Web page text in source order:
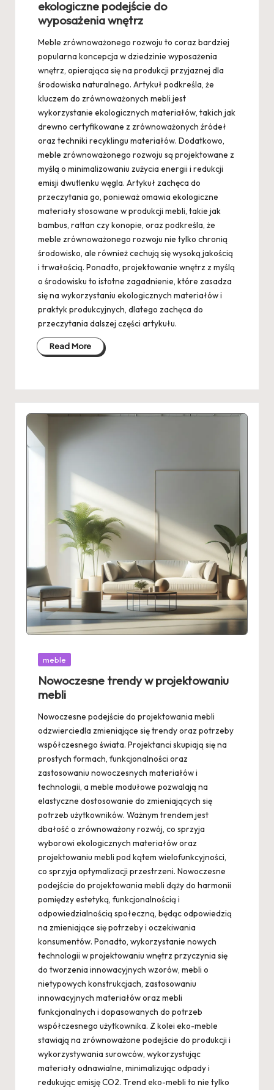
ekologiczne podejście do
wyposażenia wnętrz
Meble zrównoważonego rozwoju to coraz bardziej
popularna koncepcja w dziedzinie wyposażenia
wnętrz, opierająca się na produkcji przyjaznej dla
środowiska naturalnego. Artykuł podkreśla, że
kluczem do zrównoważonych mebli jest
wykorzystanie ekologicznych materiałów, takich jak
drewno certyfikowane z zrównoważonych źródeł
oraz techniki recyklingu materiałów. Dodatkowo,
meble zrównoważonego rozwoju są projektowane z
myślą o minimalizowaniu zużycia energii i redukcji
emisji dwutlenku węgla. Artykuł zachęca do
przeczytania go, ponieważ omawia ekologiczne
materiały stosowane w produkcji mebli, takie jak
bambus, rattan czy konopie, oraz podkreśla, że
meble zrównoważonego rozwoju nie tylko chronią
środowisko, ale również cechują się wysoką jakością
i trwałością. Ponadto, projektowanie wnętrz z myślą
o środowisku to istotne zagadnienie, które zasadza
się na wykorzystaniu ekologicznych materiałów i
praktyk produkcyjnych, dlatego zachęca do
przeczytania dalszej części artykułu.
Read More
Posted
meble
Nowoczesne trendy w projektowaniu
mebli
Nowoczesne podejście do projektowania mebli
odzwierciedla zmieniające się trendy oraz potrzeby
współczesnego świata. Projektanci skupiają się na
prostych formach, funkcjonalności oraz
zastosowaniu nowoczesnych materiałów i
technologii, a meble modułowe pozwalają na
elastyczne dostosowanie do zmieniających się
potrzeb użytkowników. Ważnym trendem jest
dbałość o zrównoważony rozwój, co sprzyja
wyborowi ekologicznych materiałów oraz
projektowaniu mebli pod kątem wielofunkcyjności,
co sprzyja optymalizacji przestrzeni. Nowoczesne
podejście do projektowania mebli dąży do harmonii
pomiędzy estetyką, funkcjonalnością i
odpowiedzialnością społeczną, będąc odpowiedzią
na zmieniające się potrzeby i oczekiwania
konsumentów. Ponadto, wykorzystanie nowych
technologii w projektowaniu wnętrz przyczynia się
do tworzenia innowacyjnych wzorów, mebli o
nietypowych konstrukcjach, zastosowaniu
innowacyjnych materiałów oraz mebli
funkcjonalnych i dopasowanych do potrzeb
współczesnego użytkownika. Z kolei eko-meble
stawiają na zrównoważone podejście do produkcji i
wykorzystywania surowców, wykorzystując
materiały odnawialne, minimalizując odpady i
redukując emisję CO2. Trend eko-mebli to nie tylko